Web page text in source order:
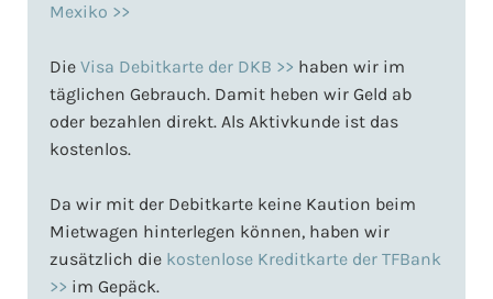
Mexiko >>
Die Visa Debitkarte der DKB >> haben wir im
täglichen Gebrauch. Damit heben wir Geld ab
oder bezahlen direkt. Als Aktivkunde ist das
kostenlos.
Da wir mit der Debitkarte keine Kaution beim
Mietwagen hinterlegen können, haben wir
zusätzlich die kostenlose Kreditkarte der TFBank
>> im Gepäck.